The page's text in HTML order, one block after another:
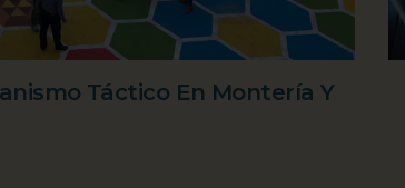
Táctico En Montería Y